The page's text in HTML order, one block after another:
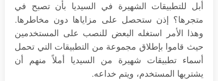
أبل للتطبيقات الشهيرة في السيديا بأن تصبح في
متجرها؟ إذن ستحصل على مزاياها دون مخاطرها.
وهذا الأمر استغله البعض للنصب على المستخدمين
حيث قاموا بإطلاق مجموعة من التطبيقات التي تحمل
أسماء تطبيقات شهيرة من السيديا أملاً منهم أن
يشتريها المستخدم، ويتم خداعه.